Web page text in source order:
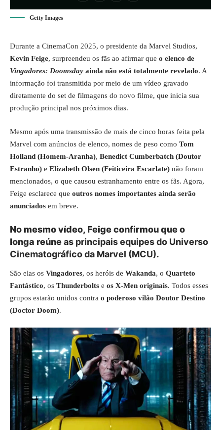
Getty Images
Durante a CinemaCon 2025, o presidente da Marvel Studios,
Kevin Feige, surpreendeu os fãs ao afirmar que o elenco de
Vingadores: Doomsday ainda não está totalmente revelado. A
informação foi transmitida por meio de um vídeo gravado
diretamente do set de filmagens do novo filme, que inicia sua
produção principal nos próximos dias.
Mesmo após uma transmissão de mais de cinco horas feita pela
Marvel com anúncios de elenco, nomes de peso como Tom
Holland (Homem-Aranha), Benedict Cumberbatch (Doutor
Estranho) e Elizabeth Olsen (Feiticeira Escarlate) não foram
mencionados, o que causou estranhamento entre os fãs. Agora,
Feige esclarece que outros nomes importantes ainda serão
anunciados em breve.
No mesmo vídeo, Feige confirmou que o
longa reúneas principais equipes do Universo
Cinematográfico da Marvel (MCU).
São elas os Vingadores, os heróis de Wakanda, o Quarteto
Fantástico, os Thunderbolts e os X-Men originais. Todos esses
grupos estarão unidos contra o poderoso vilão Doutor Destino
(Doctor Doom).